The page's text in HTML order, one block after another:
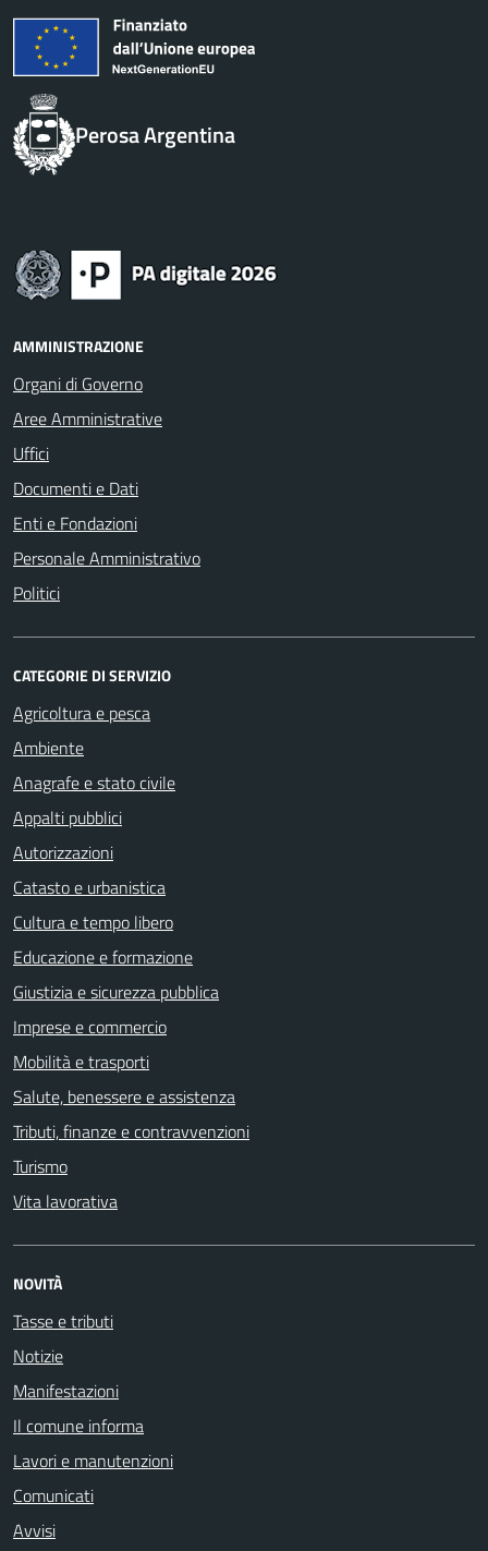
Perosa Argentina
AMMINISTRAZIONE
Organi di Governo
Aree Amministrative
Uffici
Documenti e Dati
Enti e Fondazioni
Personale Amministrativo
Politici
CATEGORIE DI SERVIZIO
Agricoltura e pesca
Ambiente
Anagrafe e stato civile
Appalti pubblici
Autorizzazioni
Catasto e urbanistica
Cultura e tempo libero
Educazione e formazione
Giustizia e sicurezza pubblica
Imprese e commercio
Mobilità e trasporti
Salute, benessere e assistenza
Tributi, finanze e contravvenzioni
Turismo
Vita lavorativa
NOVITÀ
Tasse e tributi
Notizie
Manifestazioni
Il comune informa
Lavori e manutenzioni
Comunicati
Avvisi